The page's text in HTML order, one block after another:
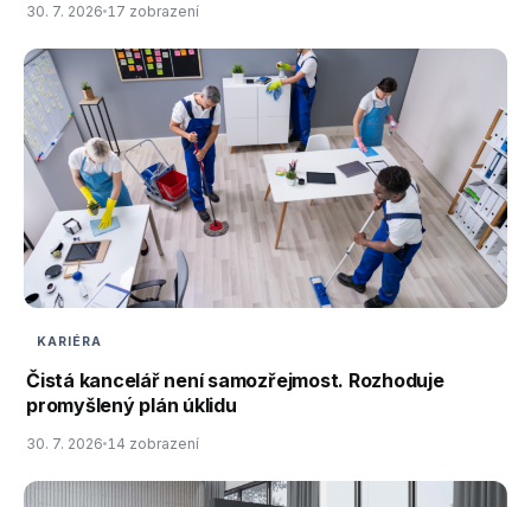
30. 7. 2026 17 zobrazení
KARIÉRA
Čistá kancelář není samozřejmost. Rozhoduje
promyšlený plán úklidu
30. 7. 2026 14 zobrazení